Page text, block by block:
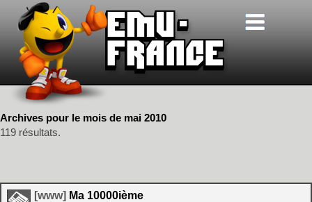
Archives pour le mois de mai 2010
119 résultats.
[www] Ma 10000ième